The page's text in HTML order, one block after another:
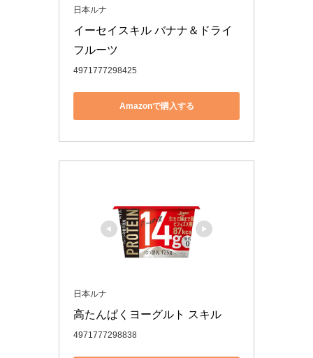
日本ルナ
イーセイスキル バナナ＆ドライ
フルーツ
4971777298425
Amazonで購入する
日本ルナ
高たんぱくヨーグルト スキル
4971777298838